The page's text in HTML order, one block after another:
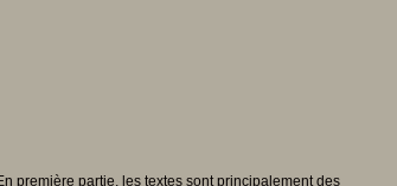
première partie, les textes sont principalement des